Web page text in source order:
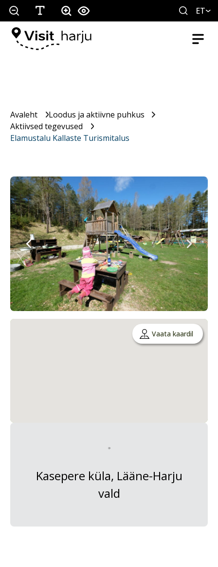
ET
Avaleht
Loodus ja aktiivne puhkus
Aktiivsed tegevused
Elamustalu Kallaste Turismitalus
Vaata kaardil
Kasepere küla, Lääne-Harju
vald